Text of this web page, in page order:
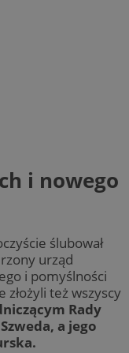
i nowego
ślubował
urząd
i pomyślności
też wszyscy
Rady
a jego